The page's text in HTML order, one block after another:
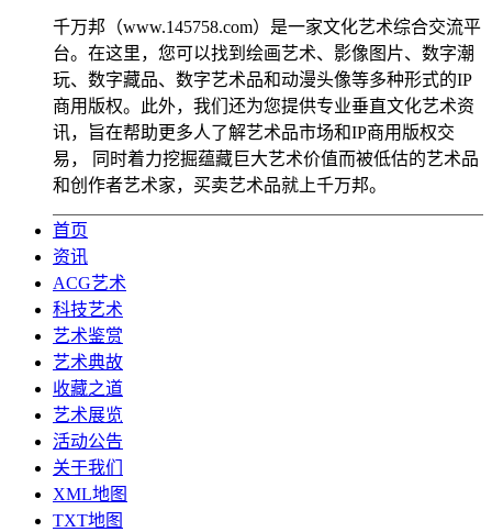
千万邦（www.145758.com）是一家文化艺术综合交流平
台。在这里，您可以找到绘画艺术、影像图片、数字潮
玩、数字藏品、数字艺术品和动漫头像等多种形式的IP
商用版权。此外，我们还为您提供专业垂直文化艺术资
讯，旨在帮助更多人了解艺术品市场和IP商用版权交
易， 同时着力挖掘蕴藏巨大艺术价值而被低估的艺术品
和创作者艺术家，买卖艺术品就上千万邦。
首页
资讯
ACG艺术
科技艺术
艺术鉴赏
艺术典故
收藏之道
艺术展览
活动公告
关于我们
XML地图
TXT地图